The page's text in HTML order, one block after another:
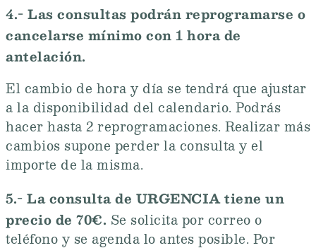
4.- Las consultas podrán reprogramarse o
cancelarse mínimo con 1 hora de
antelación.
El cambio de hora y día se tendrá que ajustar
a la disponibilidad del calendario. Podrás
hacer hasta 2 reprogramaciones. Realizar más
cambios supone perder la consulta y el
importe de la misma.
5.- La consulta de URGENCIA tiene un
precio de 70€. Se solicita por correo o
teléfono y se agenda lo antes posible. Por